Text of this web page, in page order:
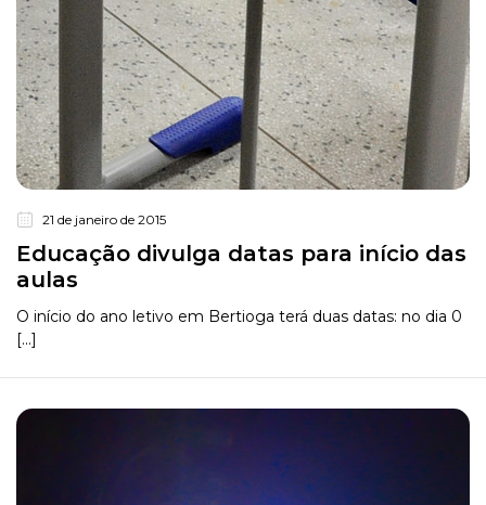
21 de janeiro de 2015
Educação divulga datas para início das
aulas
O início do ano letivo em Bertioga terá duas datas: no dia 0
[...]